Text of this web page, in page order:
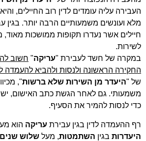
העבירה עליה עומדים לדין רוב החיילים,
מלא ועונשים משמעותיים הרבה יותר. בגין
חיילים אשר נעדרו תקופות ממושכות מאוד,
לשירות.
במקרה של חשד לעבירת "עריקה" חשוב
החקירה הראשונה ולנסות ולהביא להעמדה
של "היעדר מן השירות שלא ברשות",
משמעותי. גם לאחר הגשת כתב האישום, יש
כדי לנסות להמיר את הסעיף.
רף ההעמדה לדין בגין עבירת עריקה הוא
היעדרות בגין השתמטות, מעל שלוש שנים